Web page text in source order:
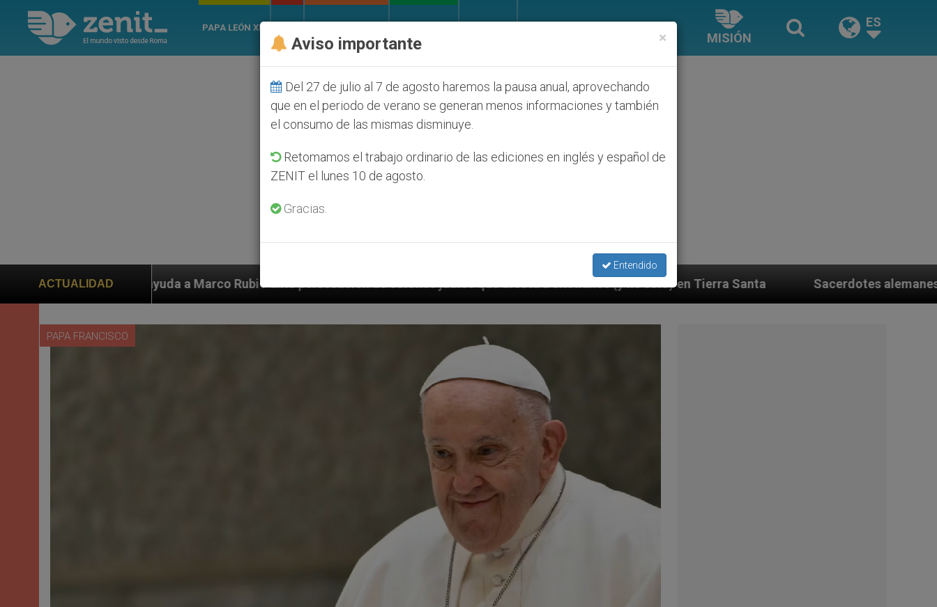
PAPA LEÓN XIV
MISIÓN
ES
ACTUALIDAD
a Marco Rubio ante persecución de colonos judíos que afecta a cristianos (y no sólo) en Tierra Santa Sacerdotes alemanes fieles al Papa
PAPA FRANCISCO
×
Aviso importante
Del 27 de julio al 7 de agosto haremos la pausa anual, aprovechando
que en el periodo de verano se generan menos informaciones y también
el consumo de las mismas disminuye.
Retomamos el trabajo ordinario de las ediciones en inglés y español de
ZENIT el lunes 10 de agosto.
Gracias.
Entendido